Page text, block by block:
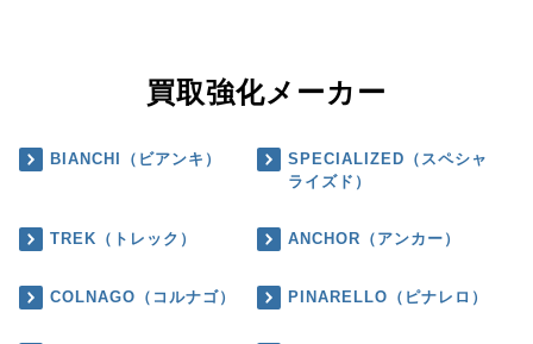
買取強化メーカー
BIANCHI（ビアンキ）
SPECIALIZED（スペシャ
ライズド）
TREK（トレック） ANCHOR（アンカー）
COLNAGO（コルナゴ） PINARELLO（ピナレロ）